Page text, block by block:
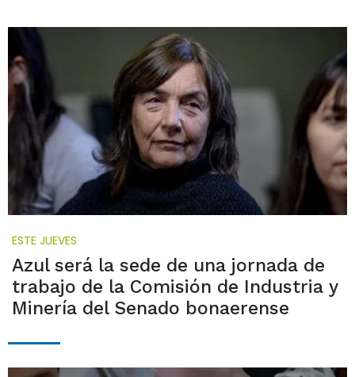
ESTE JUEVES
Azul será la sede de una jornada de
trabajo de la Comisión de Industria y
Minería del Senado bonaerense